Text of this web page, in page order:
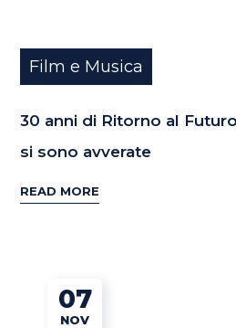
Film e Musica
30 anni di Ritorno al
si sono avverate
READ MORE
07
NOV